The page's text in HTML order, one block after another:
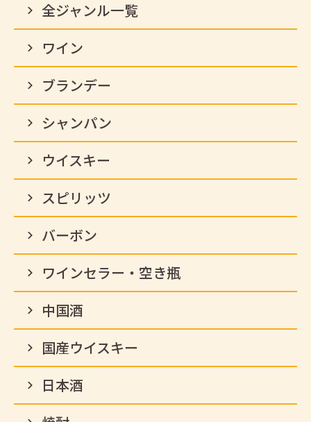
全ジャンル一覧
ワイン
ブランデー
シャンパン
ウイスキー
スピリッツ
バーボン
ワインセラー・空き瓶
中国酒
国産ウイスキー
日本酒